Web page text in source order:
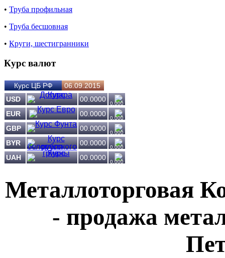
• Труба профильная
• Труба бесшовная
• Круги, шестигранники
Курс валют
Курс ЦБ РФ
06.09.2015
USD
00.0000
0.000
EUR 00.0000
0.000
GBP 00.0000
0.000
BYR 00.0000
0.000
UAH 00.0000
0.000
Металлоторговая
- продажа